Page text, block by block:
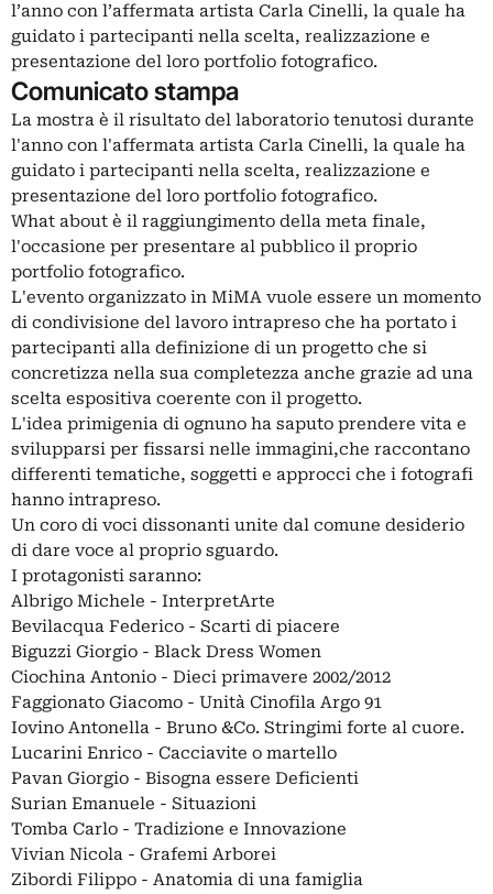
l’anno con l’affermata artista Carla Cinelli, la quale ha
guidato i partecipanti nella scelta, realizzazione e
presentazione del loro portfolio fotografico.
Comunicato stampa
La mostra è il risultato del laboratorio tenutosi durante
l'anno con l'affermata artista Carla Cinelli, la quale ha
guidato i partecipanti nella scelta, realizzazione e
presentazione del loro portfolio fotografico.
What about è il raggiungimento della meta finale,
l'occasione per presentare al pubblico il proprio
portfolio fotografico.
L'evento organizzato in MiMA vuole essere un momento
di condivisione del lavoro intrapreso che ha portato i
partecipanti alla definizione di un progetto che si
concretizza nella sua completezza anche grazie ad una
scelta espositiva coerente con il progetto.
L'idea primigenia di ognuno ha saputo prendere vita e
svilupparsi per fissarsi nelle immagini,che raccontano
differenti tematiche, soggetti e approcci che i fotografi
hanno intrapreso.
Un coro di voci dissonanti unite dal comune desiderio
di dare voce al proprio sguardo.
I protagonisti saranno:
Albrigo Michele - InterpretArte
Bevilacqua Federico - Scarti di piacere
Biguzzi Giorgio - Black Dress Women
Ciochina Antonio - Dieci primavere 2002/2012
Faggionato Giacomo - Unità Cinofila Argo 91
Iovino Antonella - Bruno &Co. Stringimi forte al cuore.
Lucarini Enrico - Cacciavite o martello
Pavan Giorgio - Bisogna essere Deficienti
Surian Emanuele - Situazioni
Tomba Carlo - Tradizione e Innovazione
Vivian Nicola - Grafemi Arborei
Zibordi Filippo - Anatomia di una famiglia